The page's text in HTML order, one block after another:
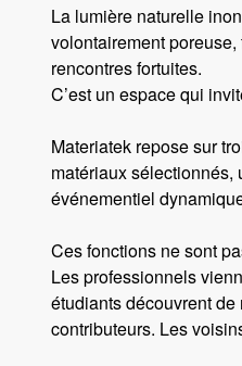
La lumière naturelle
volontairement
rencontres fortuites.
C’est un espace qui
Materiatek repose sur
matériaux
événementiel
Ces fonctions ne sont
Les professionnels
étudiants découvrent
contributeurs. Les